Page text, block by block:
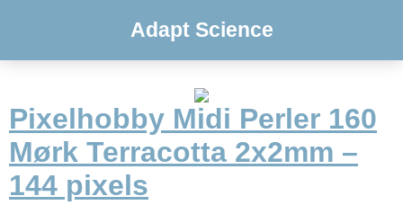
Adapt Science
Pixelhobby Midi Perler 160
Mørk Terracotta 2x2mm –
144 pixels